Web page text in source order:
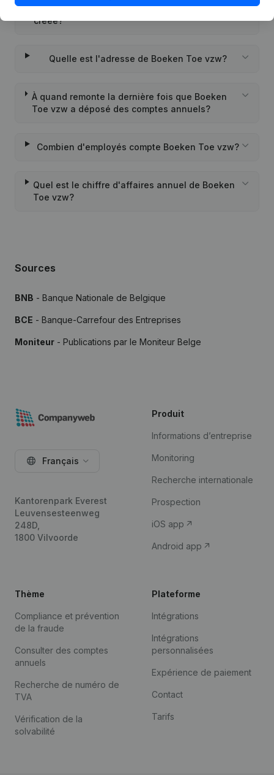
Quand la société Boeken Toe vzw a-t-elle été
créée?
Quelle est l'adresse de Boeken Toe vzw?
À quand remonte la dernière fois que Boeken
Toe vzw a déposé des comptes annuels?
Combien d'employés compte Boeken Toe vzw?
Quel est le chiffre d'affaires annuel de Boeken
Toe vzw?
Sources
BNB - Banque Nationale de Belgique
BCE - Banque-Carrefour des Entreprises
Moniteur - Publications par le Moniteur Belge
Français
Kantorenpark Everest
Leuvensesteenweg
248D,
1800 Vilvoorde
Produit
Informations d’entreprise
Monitoring
Recherche internationale
Prospection
iOS app
Android app
Thème
Compliance et prévention
de la fraude
Consulter des comptes
annuels
Recherche de numéro de
TVA
Vérification de la
solvabilité
Plateforme
Intégrations
Intégrations
personnalisées
Expérience de paiement
Contact
Tarifs